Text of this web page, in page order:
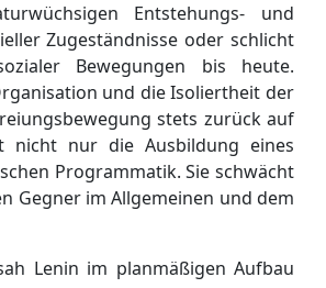
Entstehungs- und
Zugeständnisse oder schlicht
Bewegungen bis heute.
und die Isoliertheit der
stets zurück auf
nicht nur die Ausbildung eines
Programmatik. Sie schwächt
Gegner im Allgemeinen und dem
Lenin im planmäßigen Aufbau